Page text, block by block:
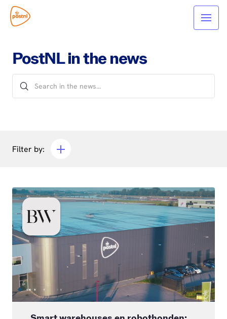
PostNL in the news
Filter by: